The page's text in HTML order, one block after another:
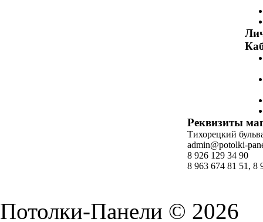
Реквизиты
Тихорецкий
admin@potolki-
8 926 129 34 90
8 963 674 81 51, 8
Потолки-Панели © 2026